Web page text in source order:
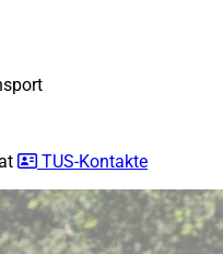
TUS-Kontakte